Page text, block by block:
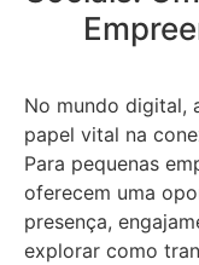
No mundo digital,
papel vital na
Para pequenas
oferecem uma
presença,
explorar como